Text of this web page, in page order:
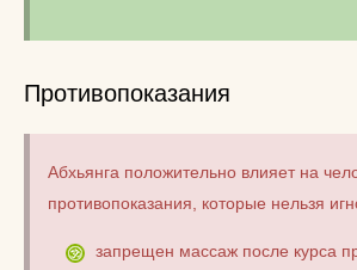
Противопоказания
Абхьянга положительно влияет на
противопоказания, которые нельзя
запрещен массаж после курса